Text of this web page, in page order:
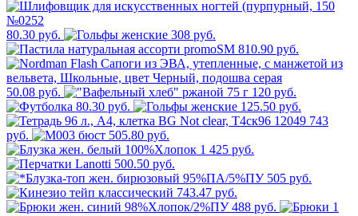
80.30 руб.
308 руб.
810.90 руб.
50.08 руб.
120 руб.
80.30 руб.
125.50 руб.
743
руб.
505.80 руб.
1 425 руб.
500.50 руб.
505 руб.
743.47 руб.
488 руб.
1